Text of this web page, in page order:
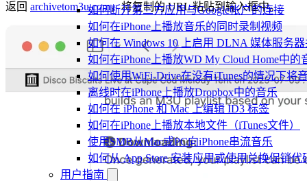
如何断开第三方应用与Google帐户的连接
如何在iPhone上播放音乐的同时录制视频
如何在 Windows 10 上启用 DLNA 媒体服务
如何在iPhone上播放WD My Cloud Home中的
如何使用WiFi-Drive在没有iTunes的情况下将
离线时在iPhone上播放Dropbox中的音乐
如何在 iPhone 和 Mac 上编辑 ID3 标签
如何在iPhone上播放本地文件（iTunes文件）
使用SMB从Mac或PC向iPhone串流音乐
如何从 App Store 安装应用或使用兑换促销
用户指南
返回 archivetom3u.com，将复制的 URL 粘贴到输入框中。